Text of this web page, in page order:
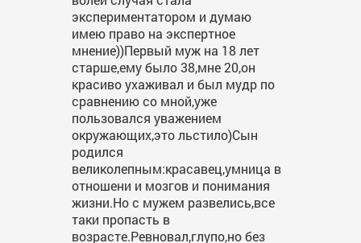
экспериментатором и думаю
имею право на экспертное
мнение))Первый муж на 18 лет
старше,ему было 38,мне 20,он
красиво ухаживал и был мудр по
сравнению со мной,уже
пользовался уважением
окружающих,это льстило)Сын
родился
великолепным:красавец,умница в
отношени и мозгов и понимания
жизни.Но с мужем развелись,все
таки пропасть в
возрасте.Ревновал,глупо,но без